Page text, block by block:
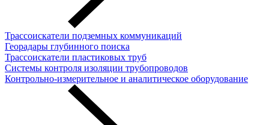
Трассоискатели подземных коммуникаций
Георадары глубинного поиска
Трассоискатели пластиковых труб
Cистемы контроля изоляции трубопроводов
Контрольно-измерительное и аналитическое оборудование